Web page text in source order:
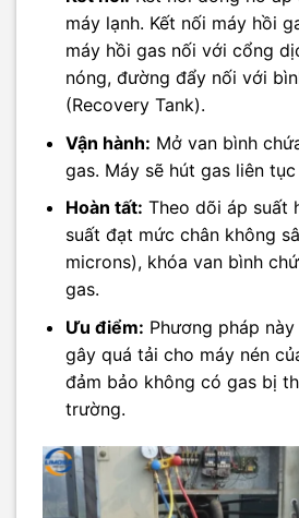
máy lạnh. Kết nối máy hồi
máy hồi gas nối với cổng
nóng, đường đẩy nối với
(Recovery Tank).
Vận hành: Mở van bình
gas. Máy sẽ hút gas liên
Hoàn tất: Theo dõi áp suất
suất đạt mức chân không
microns), khóa van bình
gas.
Ưu điểm: Phương pháp
gây quá tải cho máy nén
đảm bảo không có gas bị
trường.